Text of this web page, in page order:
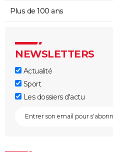
Plus de 100 ans
NEWSLETTERS
Actualité
Sport
Les dossiers d'actu